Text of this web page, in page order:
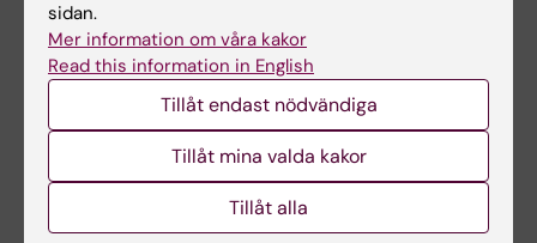
Dela
Relaterat
Institutionen för neurobiologi, vårdvetenskap och
sidan.
Mer information om våra kakor
Read this information in English
Tillåt endast nödvändiga
Tillåt mina valda kakor
Tillåt alla